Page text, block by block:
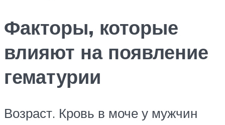
Факторы, которые
влияют на появление
гематурии
Возраст. Кровь в моче у мужчин